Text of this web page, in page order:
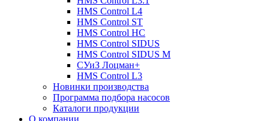
HMS Control L4
HMS Control ST
HMS Control HC
HMS Control SIDUS
HMS Control SIDUS M
СУиЗ Лоцман+
HMS Control L3
Новинки производства
Программа подбора насосов
Каталоги продукции
О компании